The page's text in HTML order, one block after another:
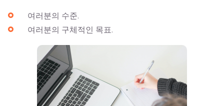
여러분의 수준.
여러분의 구체적인 목표.